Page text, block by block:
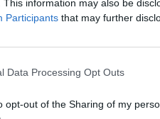
This information may also be
Participants that may further
Data Processing Opt Outs
opt-out of the Sharing of my
τους σε μια περίοδο
ακόμη μεγαλύτερη αξία.
συμβολή, πέρα από υλική
όσους τη χρειάζονται.